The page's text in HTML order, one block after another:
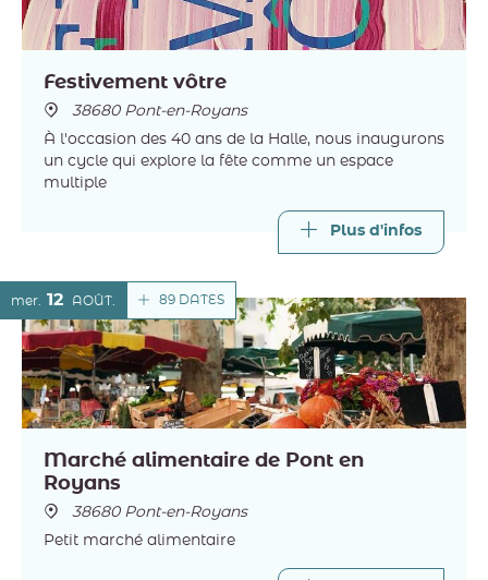
Festivement vôtre
38680 Pont-en-Royans
À l'occasion des 40 ans de la Halle, nous inaugurons
un cycle qui explore la fête comme un espace
multiple
Plus d'infos
89 DATES
mer. 12 AOÛT
Marché alimentaire de Pont en
Royans
38680 Pont-en-Royans
Petit marché alimentaire